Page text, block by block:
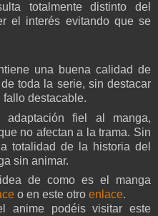
totalmente distinto del
el interés evitando que se
una buena calidad de
toda la serie, sin destacar
destacable.
fiel al manga,
no afectan a la trama. Sin
totalidad de la historia del
sin animar.
de como es el manga
o en este otro enlace.
anime podéis visitar este